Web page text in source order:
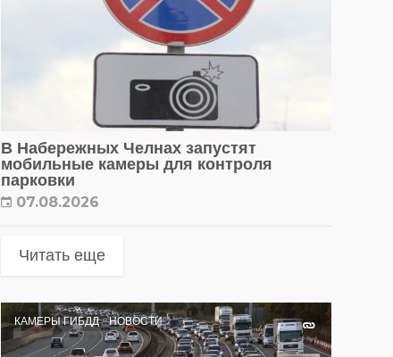
В Набережных Челнах запустят
мобильные камеры для контроля
парковки
07.08.2026
Читать еще
КАМЕРЫ ГИБДД НОВОСТИ